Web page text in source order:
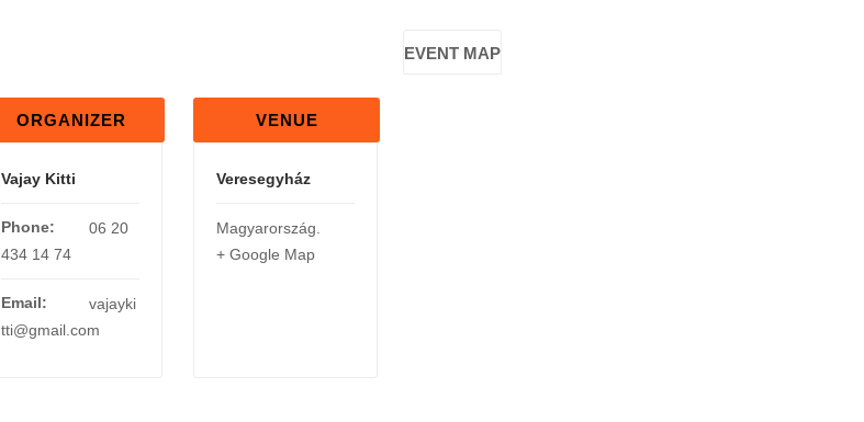
ORGANIZER
Vajay Kitti
Phone:
06 20
434 14 74
Email:
vajayki
tti@gmail.com
VENUE
Veresegyház
Magyarország
+ Google Map
EVENT MAP